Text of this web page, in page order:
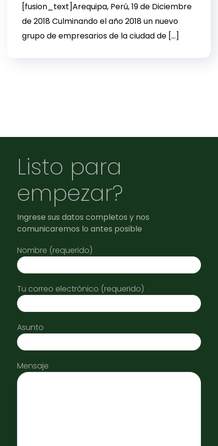
[fusion_text]Arequipa, Perú, 19 de Diciembre
de 2018 Culminando el año 2018 un nuevo
grupo de empresarios de la ciudad de […]
Listo para
empezar?
Ingrese sus datos completos y nos
comunicaremos lo antes posible
Nombre (requerido)
Tu correo electrónico (requerido)
Asunto
Mensaje